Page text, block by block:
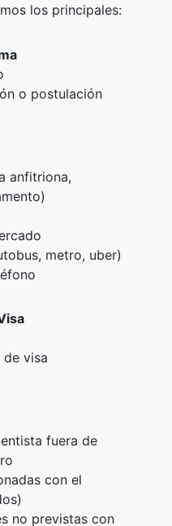
los principales:
o postulación
anfitriona,
metro, uber)
visa
fuera de
con el
no previstas con